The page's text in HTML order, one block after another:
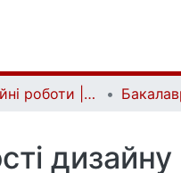
Кваліфікаційні роботи | Qualifying works
дизайну